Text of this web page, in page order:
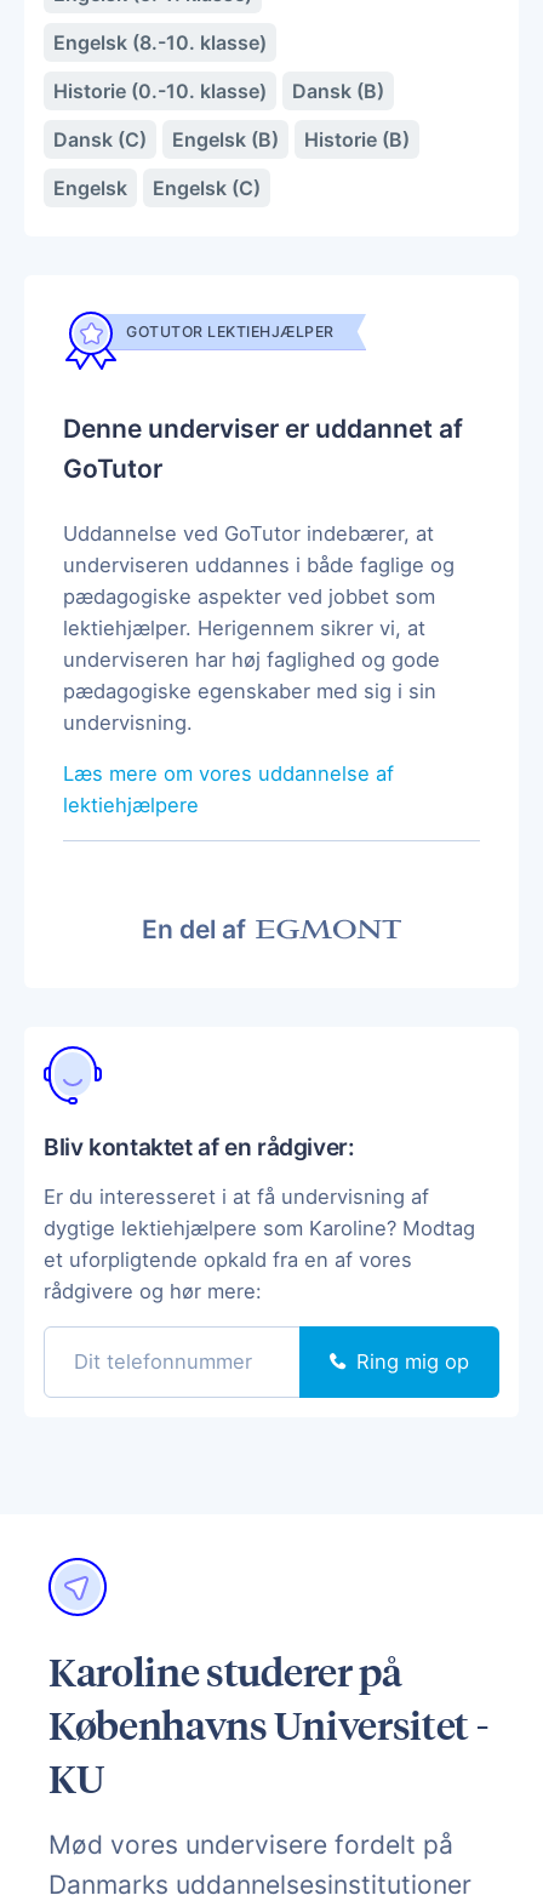
Engelsk (8.-10. klasse)
Historie (0.-10. klasse)
Dansk (B)
Dansk (C)
Engelsk (B)
Historie (B)
Engelsk
Engelsk (C)
GOTUTOR LEKTIEHJÆLPER
Denne underviser er uddannet af
GoTutor
Uddannelse ved GoTutor indebærer, at
underviseren uddannes i både faglige og
pædagogiske aspekter ved jobbet som
lektiehjælper. Herigennem sikrer vi, at
underviseren har høj faglighed og gode
pædagogiske egenskaber med sig i sin
undervisning.
Læs mere om vores uddannelse af
lektiehjælpere
En del af
Bliv kontaktet af en rådgiver:
Er du interesseret i at få undervisning af
dygtige lektiehjælpere som Karoline? Modtag
et uforpligtende opkald fra en af vores
rådgivere og hør mere:
Ring mig op
Karoline studerer på
Københavns Universitet -
KU
Mød vores undervisere fordelt på
Danmarks uddannelsesinstitutioner